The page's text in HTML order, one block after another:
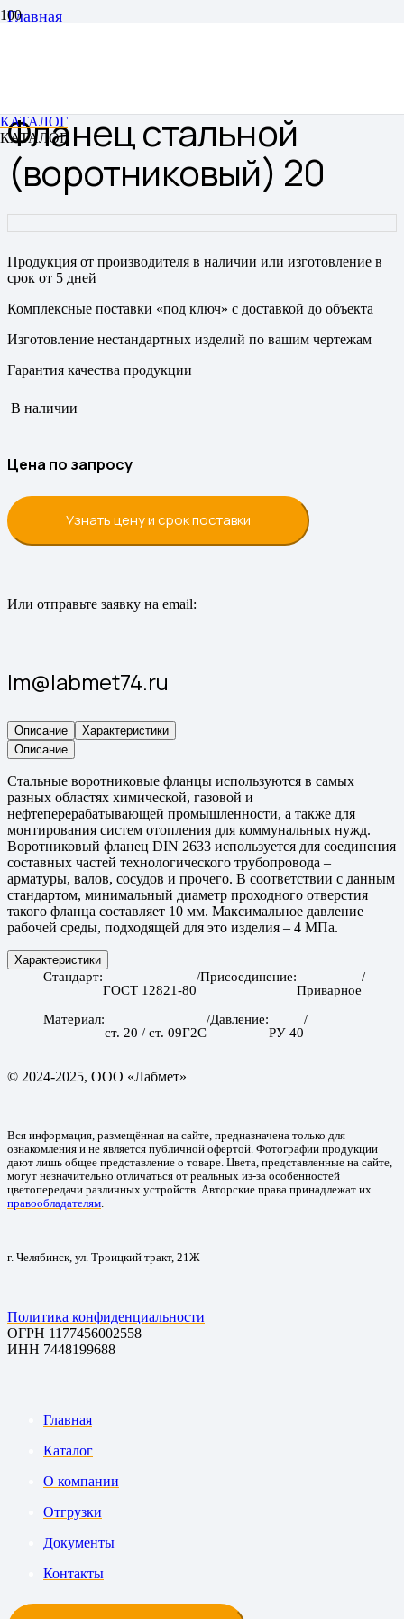
КАТАЛОГ
КАТАЛОГ
Главная
Фланец стальной
(воротниковый) 20
Продукция от производителя в наличии или изготовление в
срок от 5 дней
Комплексные поставки «под ключ» с доставкой до объекта
Изготовление нестандартных изделий по вашим чертежам
Гарантия качества продукции
В наличии
Цена по запросу
Узнать цену и срок поставки
Или отправьте заявку на email:
lm@labmet74.ru
Описание
Характеристики
Описание
Стальные воротниковые фланцы используются в самых
разных областях химической, газовой и
нефтеперерабатывающей промышленности, а также для
монтирования систем отопления для коммунальных нужд.
Воротниковый фланец DIN 2633 используется для соединения
составных частей технологического трубопровода –
арматуры, валов, сосудов и прочего. В соответствии с данным
стандартом, минимальный диаметр проходного отверстия
такого фланца составляет 10 мм. Максимальное давление
рабочей среды, подходящей для это изделия – 4 МПа.
Характеристики
Стандарт
ГОСТ 12821-80
Присоединение
Приварное
Материал
ст. 20 / ст. 09Г2С
Давление
РУ 40
© 2024-2025, ООО «Лабмет»
Вся информация, размещённая на сайте, предназначена только для
ознакомления и не является публичной офертой. Фотографии продукции
дают лишь общее представление о товаре. Цвета, представленные на сайте,
могут незначительно отличаться от реальных из-за особенностей
цветопередачи различных устройств. Авторские права принадлежат их
правообладателям
г. Челябинск, ул. Троицкий тракт, 21Ж
Политика конфиденциальности
ОГРН 1177456002558
ИНН 7448199688
Главная
Каталог
О компании
Отгрузки
Документы
Контакты